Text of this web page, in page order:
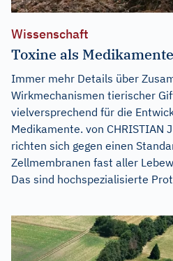
Wissenschaft
Toxine als Medikamente
Immer mehr Details über
Wirkmechanismen tierischer
vielversprechend für die
Medikamente. von CHRISTIAN
richten sich gegen einen
Zellmembranen fast aller
Das sind hochspezialisierte